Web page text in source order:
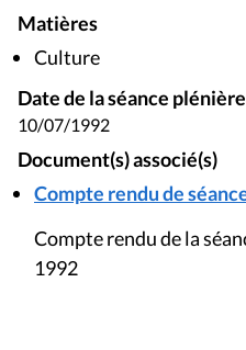
Matières
Culture
Date de la séance
10/07/1992
Document(s) associé(s)
Compte rendu de
Compte rendu de la
1992